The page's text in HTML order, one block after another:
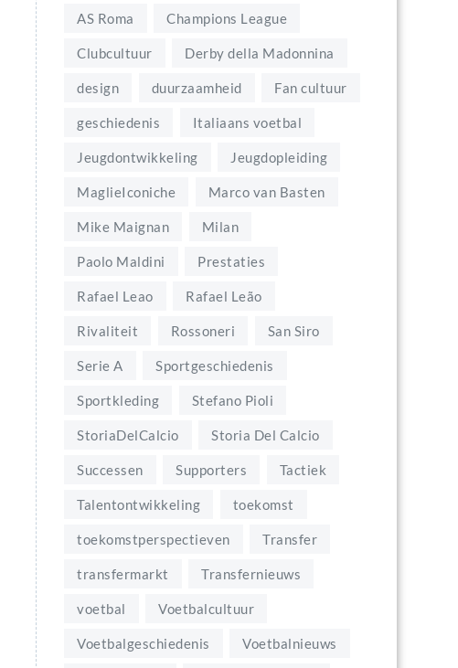
AS Roma Champions League
Clubcultuur Derby della Madonnina
design duurzaamheid Fan cultuur
geschiedenis Italiaans voetbal
Jeugdontwikkeling Jeugdopleiding
MaglieIconiche Marco van Basten
Mike Maignan Milan
Paolo Maldini Prestaties
Rafael Leao Rafael Leão
Rivaliteit Rossoneri San Siro
Serie A Sportgeschiedenis
Sportkleding Stefano Pioli
StoriaDelCalcio Storia Del Calcio
Successen Supporters Tactiek
Talentontwikkeling toekomst
toekomstperspectieven Transfer
transfermarkt Transfernieuws
voetbal Voetbalcultuur
Voetbalgeschiedenis Voetbalnieuws